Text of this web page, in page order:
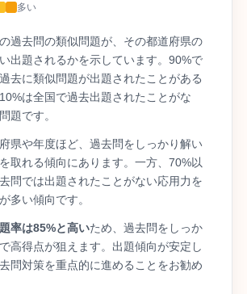
多い
過去問の類似問題が、その都道府県の
出題されるかを示しています。90%で
去に類似問題が出題されたことがある
は全国で過去出題されたことがな
題です。
県や年度ほど、過去問をしっかり解い
取れる傾向にあります。一方、70%以
問では出題されたことがない応用力を
多い傾向です。
率は85%と高いため、過去問をしっか
高得点が狙えます。出題傾向が安定し
問対策を重点的に進めることをお勧め